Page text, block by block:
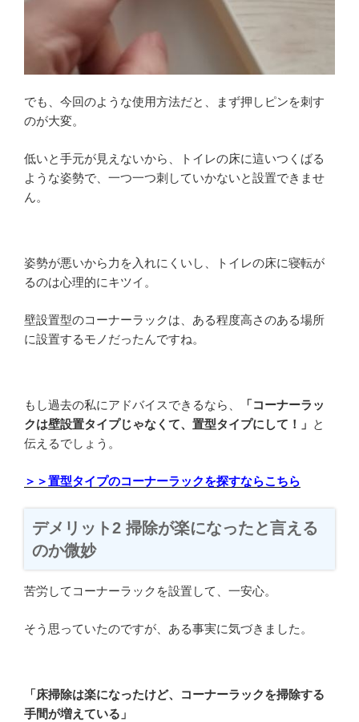
でも、今回のような使用方法だと、まず押しピンを刺す
のが大変。
低いと手元が見えないから、トイレの床に這いつくばる
ような姿勢で、一つ一つ刺していかないと設置できませ
ん。
姿勢が悪いから力を入れにくいし、トイレの床に寝転が
るのは心理的にキツイ。
壁設置型のコーナーラックは、ある程度高さのある場所
に設置するモノだったんですね。
もし過去の私にアドバイスできるなら、
「コーナーラッ
クは壁設置タイプじゃなくて、置型タイプにして！」 と
伝えるでしょう。
＞＞置型タイプのコーナーラックを探すならこちら
デメリット2 掃除が楽になったと言える
のか微妙
苦労してコーナーラックを設置して、一安心。
そう思っていたのですが、ある事実に気づきました。
「床掃除は楽になったけど、コーナーラックを掃除する
手間が増えている」